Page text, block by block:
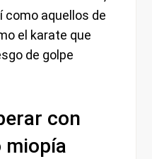
como aquellos de
el karate que
de golpe
con
miopía